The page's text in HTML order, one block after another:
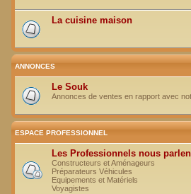
La cuisine maison
ANNONCES
Le Souk
Annonces de ventes en rapport avec
ESPACE PROFESSIONNEL
Les Professionnels nous
Constructeurs et Aménageurs
Préparateurs Véhicules
Equipements et Matériels
Voyagistes